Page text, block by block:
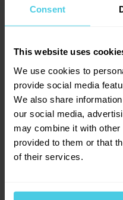
Consent
This website uses
We use cookies to
provide social media
We also share
our social media,
may combine it with other
provided to them or that
of their services.
Vyrobeno v Itálii, italská
konvičky o objemu355
9
7x
2x
0x
0x
0x
Radek
14. 7. 2016
Rozměry
Dobrý den, chci se zeptat,
📧Provoňte
schránku
Aromagazín vám
čem psát.
Slibujeme na naše